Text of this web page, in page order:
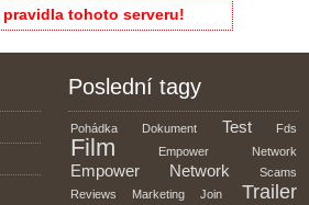
tohoto serveru!
Poslední tagy
Pohádka Dokument Test Fds
Film Empower Network
Empower Network
Scams
Reviews
Marketing Join Trailer